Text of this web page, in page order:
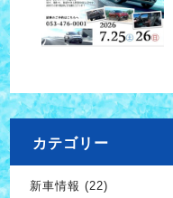
カテゴリー
新車情報 (22)